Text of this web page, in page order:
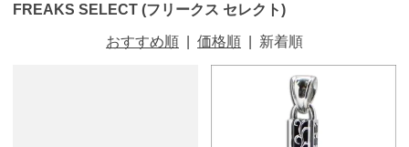
FREAKS SELECT (フリークス セレクト)
おすすめ順 価格順 新着順